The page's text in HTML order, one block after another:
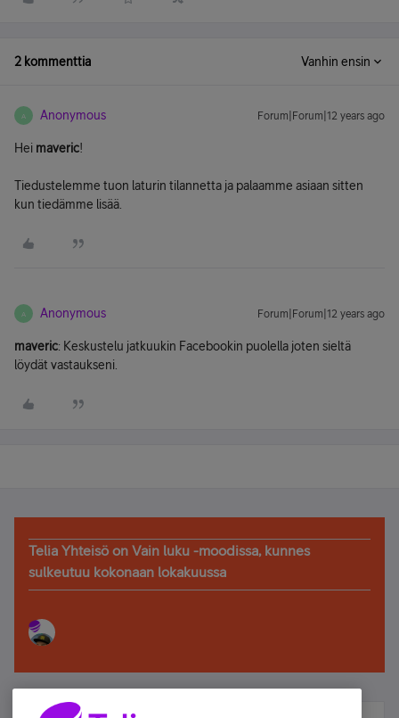
2 kommenttia Vanhin ensin
A Anonymous Forum|Forum|12 years ago
Hei maveric!
Tiedustelemme tuon laturin tilannetta ja palaamme asiaan sitten
kun tiedämme lisää.
A Anonymous Forum|Forum|12 years ago
maveric: Keskustelu jatkuukin Facebookin puolella joten sieltä
löydät vastaukseni.
Telia Yhteisö on Vain luku -moodissa, kunnes
sulkeutuu kokonaan lokakuussa